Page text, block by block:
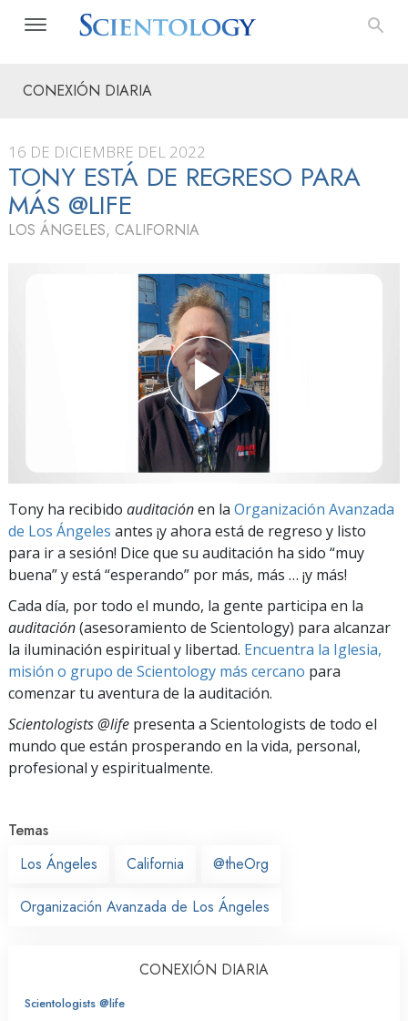
CONEXIÓN DIARIA
16 DE DICIEMBRE DEL 2022
TONY ESTÁ DE REGRESO PARA
MÁS @LIFE
LOS ÁNGELES, CALIFORNIA
Tony ha recibido auditaciónen la Organización Avanzada
de Los Ángeles antes ¡y ahora está de regreso y listo
para ir a sesión! Dice que su auditación ha sido “muy
buena” y está “esperando” por más, más … ¡y más!
Cada día, por todo el mundo, la gente participa en la
auditación(asesoramiento de Scientology) para alcanzar
la iluminación espiritual y libertad. Encuentra la Iglesia,
misión o grupo de Scientology más cercano para
comenzar tu aventura de la auditación.
Scientologists @life presenta a Scientologists de todo el
mundo que están prosperando en la vida, personal,
profesional y espiritualmente.
Temas
Los Ángeles
California @theOrg
Organización Avanzada de Los Ángeles
CONEXIÓN DIARIA
Scientologists @life